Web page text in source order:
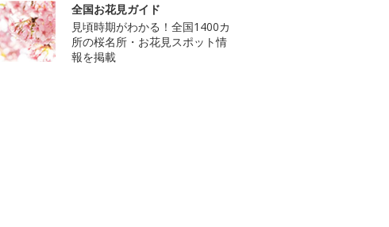
全国お花見ガイド
見頃時期がわかる！全国1400カ
所の桜名所・お花見スポット情
報を掲載